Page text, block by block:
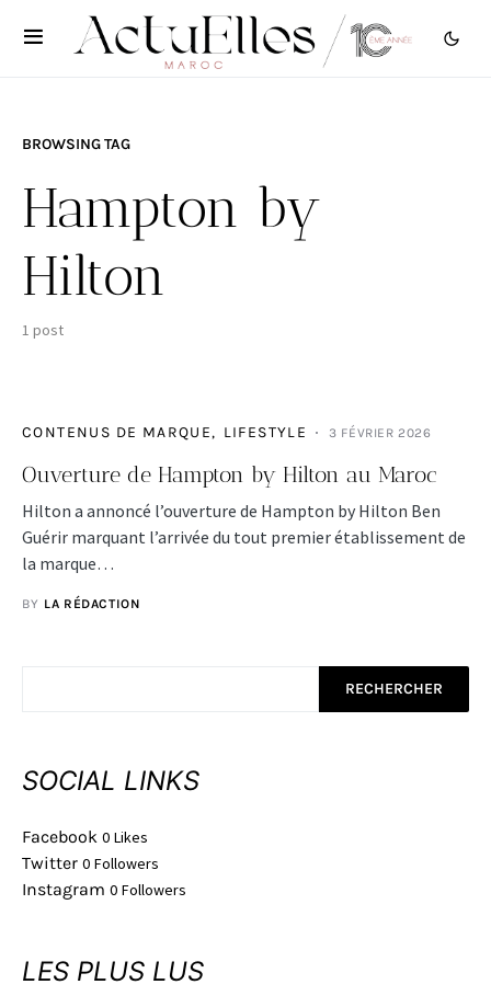
BROWSING TAG
Hampton by
Hilton
1 post
CONTENUS DE MARQUE LIFESTYLE 3 FÉVRIER 2026
Ouverture de Hampton by Hilton au Maroc
Hilton a annoncé l’ouverture de Hampton by Hilton Ben
Guérir marquant l’arrivée du tout premier établissement de
la marque…
BY LA RÉDACTION
RECHERCHER
SOCIAL LINKS
Facebook 0 Likes
Twitter 0 Followers
Instagram 0 Followers
LES PLUS LUS